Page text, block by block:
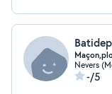
Nevers
-/5